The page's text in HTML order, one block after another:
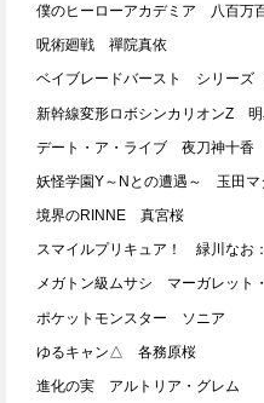
僕のヒーローアカデミア 八百万
呪術廻戦 禪院真依
ベイブレードバースト シリーズ
新幹線変形ロボシンカリオンZ 明
デート・ア・ライブ 夜刀神十香
妖怪学園Y～Nとの遭遇～ 玉田マ
境界のRINNE 真宮桜
スマイルプリキュア！ 緑川なお
メガトン級ムサシ マーガレット
ポケットモンスター ソニア
ゆるキャン△ 各務原桜
進化の実 アルトリア・グレム